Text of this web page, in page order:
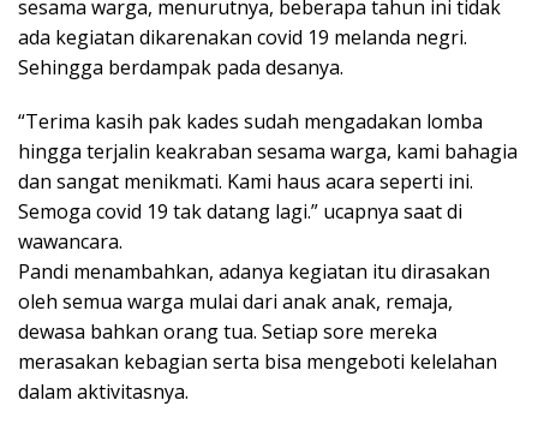
sesama warga, menurutnya, beberapa tahun ini tidak
ada kegiatan dikarenakan covid 19 melanda negri.
Sehingga berdampak pada desanya.
“Terima kasih pak kades sudah mengadakan lomba
hingga terjalin keakraban sesama warga, kami bahagia
dan sangat menikmati. Kami haus acara seperti ini.
Semoga covid 19 tak datang lagi.” ucapnya saat di
wawancara.
Pandi menambahkan, adanya kegiatan itu dirasakan
oleh semua warga mulai dari anak anak, remaja,
dewasa bahkan orang tua. Setiap sore mereka
merasakan kebagian serta bisa mengeboti kelelahan
dalam aktivitasnya.